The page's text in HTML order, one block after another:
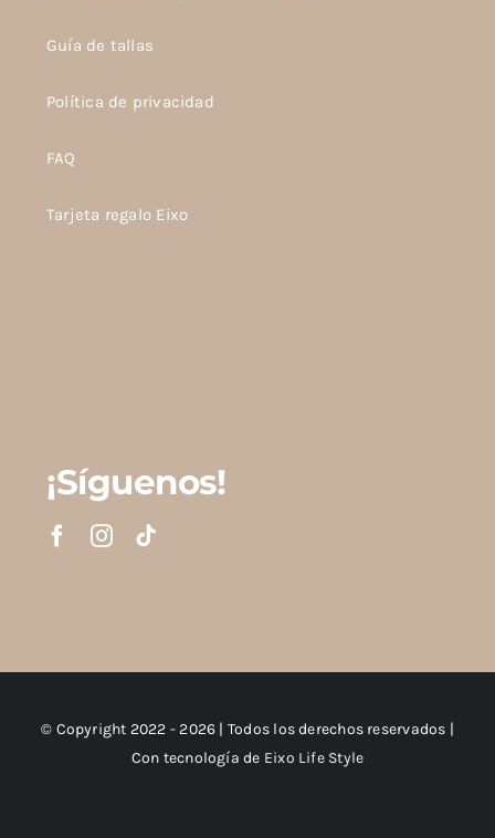
Guía de tallas
Política de privacidad
FAQ
Tarjeta regalo Eixo
¡Síguenos!
© Copyright 2022 - 2026 | Todos los derechos reservados |
Con tecnología de Eixo Life Style